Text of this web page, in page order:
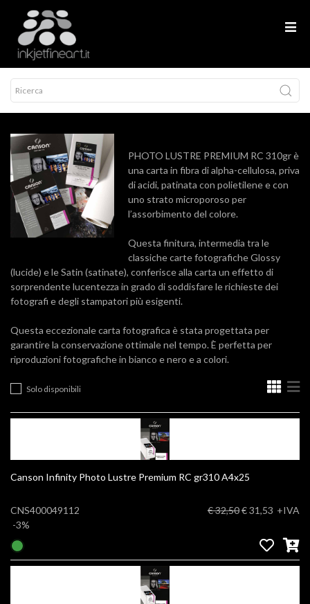
PHOTO LUSTRE PREMIUM RC 310gr è
una carta in fibra di alpha-cellulosa, priva
di acidi, patinata con polietilene e con
uno strato microporoso per
l’assorbimento del colore.
Questa finitura, intermedia tra le
classiche carte fotografiche Glossy
(lucide) e le Satin (satinate), conferisce alla carta un effetto di
sorprendente lucentezza in grado di soddisfare le richieste dei
fotografi e degli stampatori più esigenti.
Questa eccezionale carta fotografica è stata progettata per
garantire la conservazione ottimale nel tempo. È perfetta per
riproduzioni fotografiche in bianco e nero e a colori.
Solo disponibili
Canson Infinity Photo Lustre Premium RC gr310 A4x25
CNS400049112
-3%
€ 32,50€ 31,53 +IVA